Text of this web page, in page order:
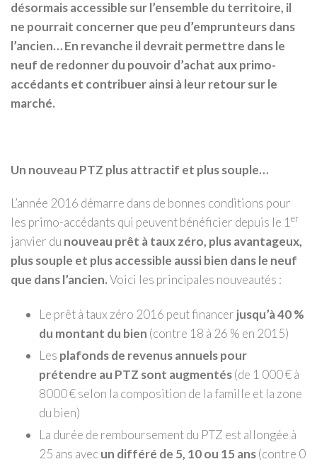
désormais accessible sur l’ensemble du territoire, il
ne pourrait concerner que peu d’emprunteurs dans
l’ancien… En revanche il devrait permettre dans le
neuf de redonner du pouvoir d’achat aux primo-
accédants et contribuer ainsi à leur retour sur le
marché.
Un nouveau PTZ plus attractif et plus souple…
L’année 2016 démarre dans de bonnes conditions pour
les primo-accédants qui peuvent bénéficier depuis le 1 er
janvier du nouveau prêt à taux zéro, plus avantageux,
plus souple et plus accessible aussi bien dans le neuf
que dans l’ancien.Voici les principales nouveautés :
Le prêt à taux zéro 2016 peut financer jusqu’à 40 %
du montant du bien (contre 18 à 26 % en 2015)
Les plafonds de revenus annuels pour
prétendre au PTZ sont augmentés(de 1 000 € à
8000 € selon la composition de la famille et la zone
du bien)
La durée de remboursement du PTZ est allongée à
25 ans avecun différé de 5, 10 ou 15 ans(contre 0